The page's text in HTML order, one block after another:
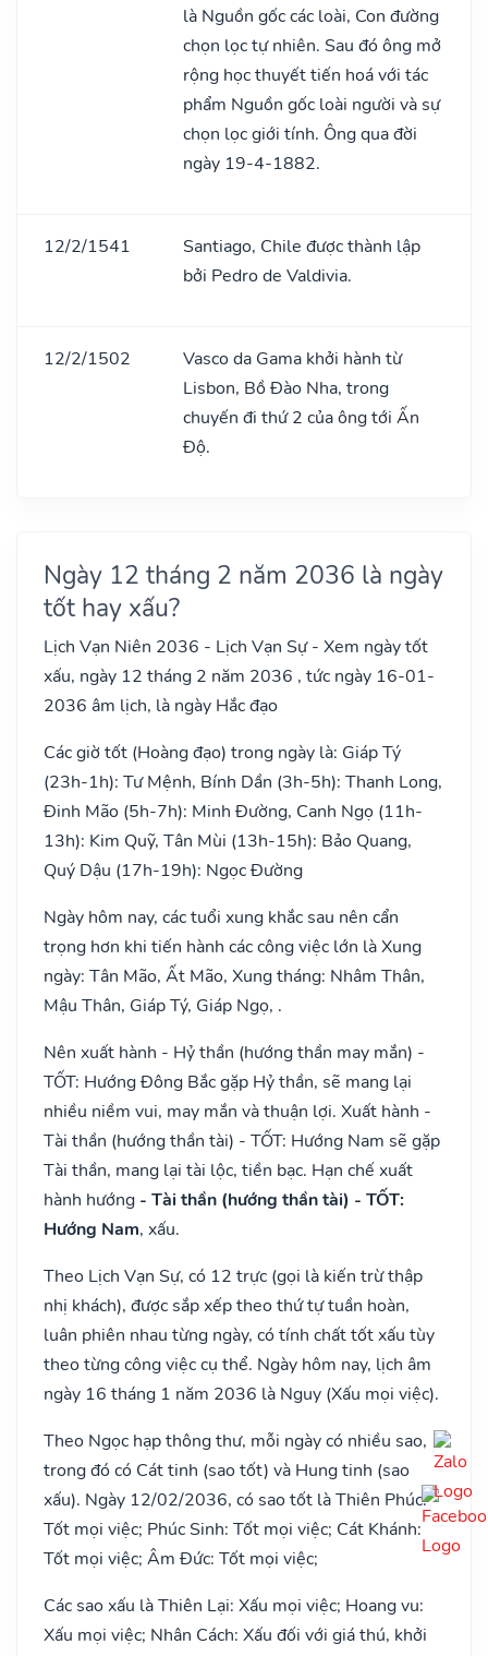
là Nguồn gốc các loài, Con đường
chọn lọc tự nhiên. Sau đó ông mở
rộng học thuyết tiến hoá với tác
phẩm Nguồn gốc loài người và sự
chọn lọc giới tính. Ông qua đời
ngày 19-4-1882.
12/2/1541
Santiago, Chile được thành lập
bởi Pedro de Valdivia.
12/2/1502
Vasco da Gama khởi hành từ
Lisbon, Bồ Đào Nha, trong
chuyến đi thứ 2 của ông tới Ấn
Độ.
Ngày 12 tháng 2 năm 2036 là ngày
tốt hay xấu?
Lịch Vạn Niên 2036 - Lịch Vạn Sự - Xem ngày tốt
xấu, ngày 12 tháng 2 năm 2036 , tức ngày 16-01-
2036 âm lịch, là ngày Hắc đạo
Các giờ tốt (Hoàng đạo) trong ngày là: Giáp Tý
(23h-1h): Tư Mệnh, Bính Dần (3h-5h): Thanh Long,
Đinh Mão (5h-7h): Minh Đường, Canh Ngọ (11h-
13h): Kim Quỹ, Tân Mùi (13h-15h): Bảo Quang,
Quý Dậu (17h-19h): Ngọc Đường
Ngày hôm nay, các tuổi xung khắc sau nên cẩn
trọng hơn khi tiến hành các công việc lớn là Xung
ngày: Tân Mão, Ất Mão, Xung tháng: Nhâm Thân,
Mậu Thân, Giáp Tý, Giáp Ngọ, .
Nên xuất hành - Hỷ thần (hướng thần may mắn) -
TỐT: Hướng Đông Bắc gặp Hỷ thần, sẽ mang lại
nhiều niềm vui, may mắn và thuận lợi. Xuất hành -
Tài thần (hướng thần tài) - TỐT: Hướng Nam sẽ gặp
Tài thần, mang lại tài lộc, tiền bạc. Hạn chế xuất
hành hướng - Tài thần (hướng thần tài) - TỐT:
Hướng Nam, xấu.
Theo Lịch Vạn Sự, có 12 trực (gọi là kiến trừ thập
nhị khách), được sắp xếp theo thứ tự tuần hoàn,
luân phiên nhau từng ngày, có tính chất tốt xấu tùy
theo từng công việc cụ thể. Ngày hôm nay, lịch âm
ngày 16 tháng 1 năm 2036 là Nguy (Xấu mọi việc).
Theo Ngọc hạp thông thư, mỗi ngày có nhiều sao,
trong đó có Cát tinh (sao tốt) và Hung tinh (sao
xấu). Ngày 12/02/2036, có sao tốt là Thiên Phúc:
Tốt mọi việc; Phúc Sinh: Tốt mọi việc; Cát Khánh:
Tốt mọi việc; Âm Đức: Tốt mọi việc;
Các sao xấu là Thiên Lại: Xấu mọi việc; Hoang vu:
Xấu mọi việc; Nhân Cách: Xấu đối với giá thú, khởi